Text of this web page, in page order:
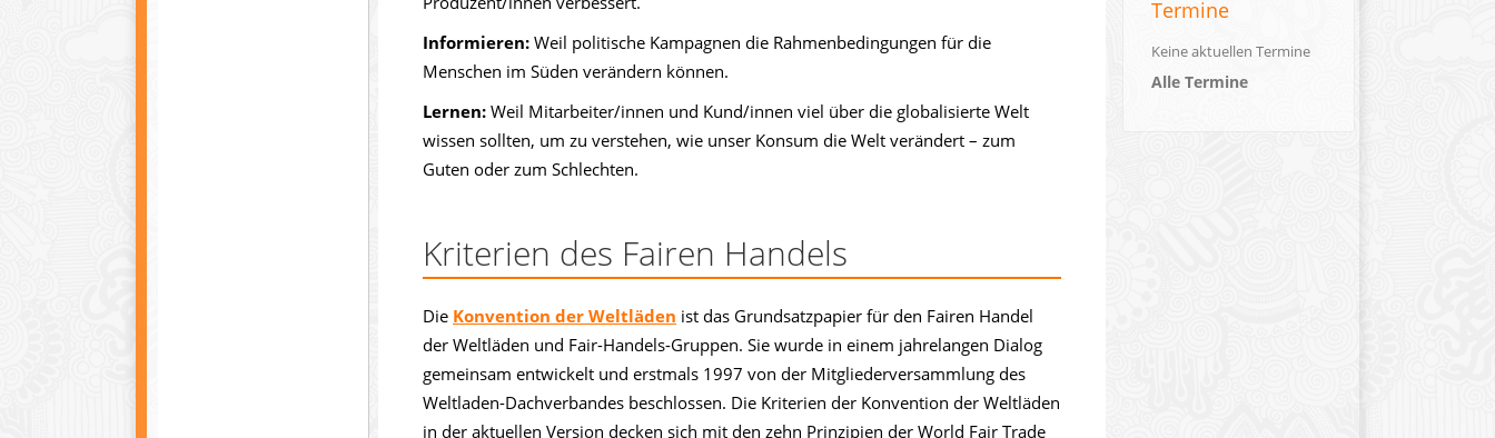
Informieren: Weil politische Kampagnen die Rahmenbedingungen für die
Menschen im Süden verändern können.
Lernen: Weil Mitarbeiter/innen und Kund/innen viel über die globalisierte Welt
wissen sollten, um zu verstehen, wie unser Konsum die Welt verändert – zum
Guten oder zum Schlechten.
Kriterien des Fairen Handels
Die Konvention der Weltläden ist das Grundsatzpapier für den Fairen Handel
der Weltläden und Fair-Handels-Gruppen. Sie wurde in einem jahrelangen Dialog
gemeinsam entwickelt und erstmals 1997 von der Mitgliederversammlung des
Weltladen-Dachverbandes beschlossen. Die Kriterien der Konvention der Weltläden
in der aktuellen Version decken sich mit den zehn Prinzipien der World Fair Trade
Termine
Keine aktuellen Termine
Alle Termine